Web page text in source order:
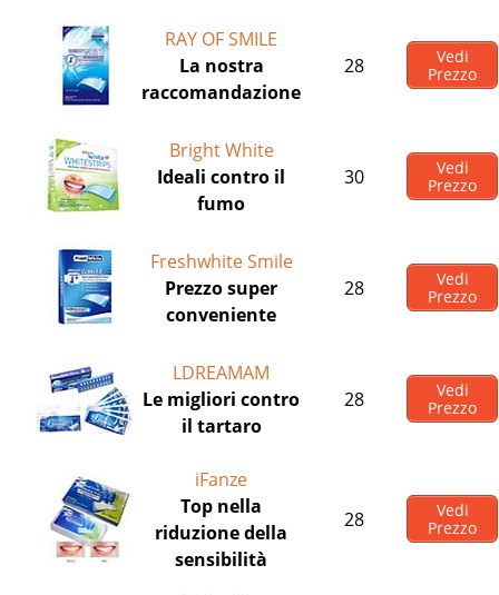
RAY OF SMILE
La nostra
raccomandazione
28
Vedi
Prezzo
Bright White
Ideali contro il
fumo
30
Vedi
Prezzo
Freshwhite Smile
Prezzo super
conveniente
28
Vedi
Prezzo
LDREAMAM
Le migliori contro
il tartaro
28
Vedi
Prezzo
iFanze
Top nella
riduzione della
sensibilità
28
Vedi
Prezzo